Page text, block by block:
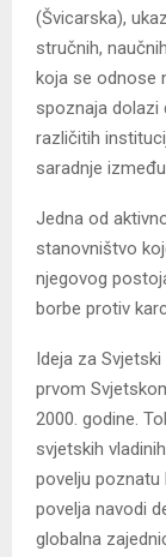
(Švicarska),
stručnih,
koja se odnose
spoznaja dolazi
različitih
saradnje
Jedna od
stanovništvo
njegovog
borbe protiv
Ideja za
prvom
2000. godine.
svjetskih
povelju poznatu
povelja navodi
globalna